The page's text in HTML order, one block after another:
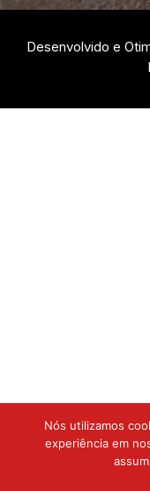
Desenvolvido e
Nós utilizamos
experiência em